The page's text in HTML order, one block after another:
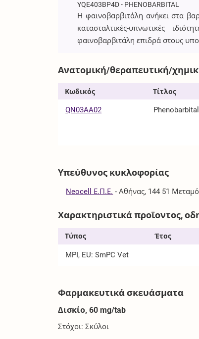
YQE403BP4D - PHENOBARBITAL
Η φαινοβαρβιτάλη ανήκει στα
κατασταλτικές-υπνωτικές
φαινοβαρβιτάλη επιδρά στους
Ανατομική/θεραπευτική/
Κωδικός Τίτλος
QN03AA02 Phenobarbital
Υπεύθυνος κυκλοφορίας
Neocell Ε.Π.Ε. -Αθήνας, 144 51
Χαρακτηριστικά προϊοντος,
Τύπος Έτος
MPI, EU: SmPC Vet
Φαρμακευτικά σκευάσματα
Δισκίο, 60 mg/tab
Στόχοι: Σκύλοι